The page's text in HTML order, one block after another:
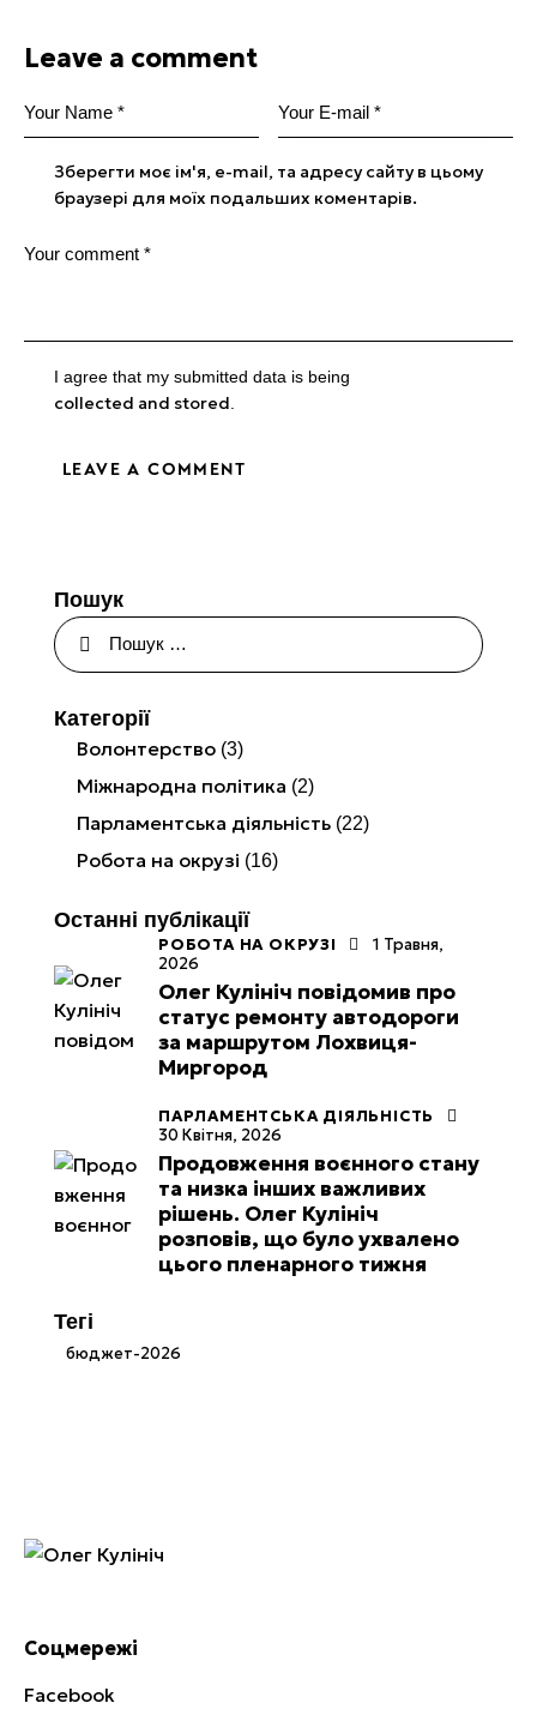
Leave a comment
Зберегти моє ім'я, e-mail, та адресу сайту в цьому
браузері для моїх подальших коментарів.
I agree that my submitted data is being
collected and stored
Пошук
Категорії
Волонтерство (3)
Міжнародна політика (2)
Парламентська діяльність (22)
Робота на окрузі (16)
Останні публікації
РОБОТА НА ОКРУЗІ
1 Травня,
2026
Олег Кулініч повідомив про
статус ремонту автодороги
за маршрутом Лохвиця-
Миргород
ПАРЛАМЕНТСЬКА ДІЯЛЬНІСТЬ
30 Квітня, 2026
Продовження воєнного стану
та низка інших важливих
рішень. Олег Кулініч
розповів, що було ухвалено
цього пленарного тижня
Тегі
бюджет-2026
Соцмережі
Facebook